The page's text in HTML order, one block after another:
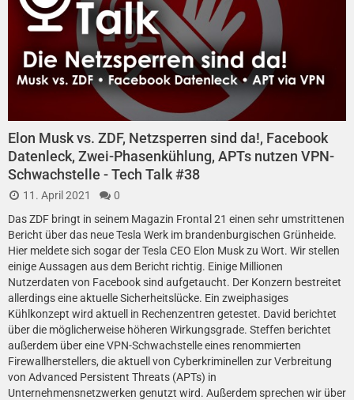
Elon Musk vs. ZDF, Netzsperren sind da!, Facebook
Datenleck, Zwei-Phasenkühlung, APTs nutzen VPN-
Schwachstelle - Tech Talk #38
11. April 2021
0
Das ZDF bringt in seinem Magazin Frontal 21 einen sehr umstrittenen
Bericht über das neue Tesla Werk im brandenburgischen Grünheide.
Hier meldete sich sogar der Tesla CEO Elon Musk zu Wort. Wir stellen
einige Aussagen aus dem Bericht richtig. Einige Millionen
Nutzerdaten von Facebook sind aufgetaucht. Der Konzern bestreitet
allerdings eine aktuelle Sicherheitslücke. Ein zweiphasiges
Kühlkonzept wird aktuell in Rechenzentren getestet. David berichtet
über die möglicherweise höheren Wirkungsgrade. Steffen berichtet
außerdem über eine VPN-Schwachstelle eines renommierten
Firewallherstellers, die aktuell von Cyberkriminellen zur Verbreitung
von Advanced Persistent Threats (APTs) in
Unternehmensnetzwerken genutzt wird. Außerdem sprechen wir über